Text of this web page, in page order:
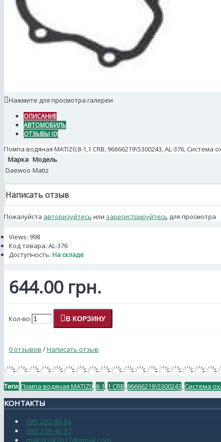
Нажмите для просмотра галереи
ОПИСАНИЕ
АВТОМОБИЛЬ
ОТЗЫВЫ (0)
Помпа водяная MATIZ0,8-1,1 CRB, 96666219\5300243, AL-376, Система
Марка Модель
Daewoo Matiz
Написать отзыв
Пожалуйста авторизуйтесь или зарегистрируйтесь для просмотра
Views: 998
Код товара: AL-376
Доступность: На складе
644.00 грн.
Кол-во В КОРЗИНУ
0 отзывов /Написать отзыв
Теги:Помпа водяная MATIZ0, 8-1, 1 CRB, 96666219\5300243,Система
КОНТАКТЫ
095 222 88 66
098 239 46 57